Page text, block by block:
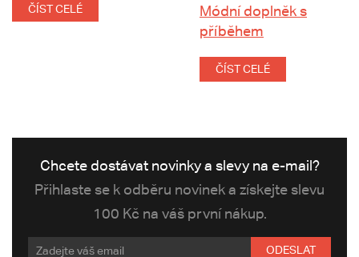
ČÍST CELÉ
Módní doplněk s
příběhem
ČÍST CELÉ
Chcete dostávat novinky a slevy na e-mail?
Přihlaste se k odběru novinek a získejte slevu
100 Kč na váš první nákup.
ODESLAT